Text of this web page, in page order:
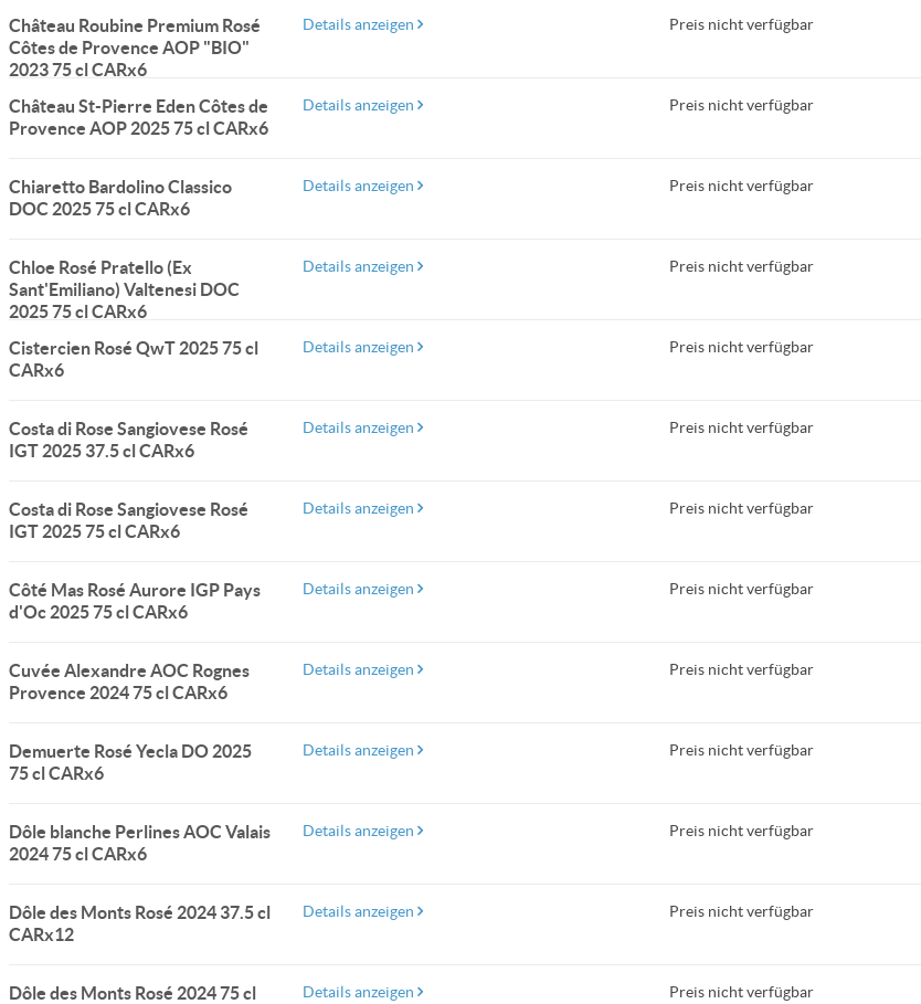
Château Roubine Premium Rosé
Côtes de Provence AOP "BIO"
2023 75 cl CARx6
Details anzeigen Preis nicht verfügbar
Château St-Pierre Eden Côtes de
Provence AOP 2025 75 cl CARx6
Details anzeigen Preis nicht verfügbar
Chiaretto Bardolino Classico
DOC 2025 75 cl CARx6
Details anzeigen Preis nicht verfügbar
Chloe Rosé Pratello (Ex
Sant'Emiliano) Valtenesi DOC
2025 75 cl CARx6
Details anzeigen Preis nicht verfügbar
Cistercien Rosé QwT 2025 75 cl
CARx6
Details anzeigen Preis nicht verfügbar
Costa di Rose Sangiovese Rosé
IGT 2025 37.5 cl CARx6
Details anzeigen Preis nicht verfügbar
Costa di Rose Sangiovese Rosé
IGT 2025 75 cl CARx6
Details anzeigen Preis nicht verfügbar
Côté Mas Rosé Aurore IGP Pays
d'Oc 2025 75 cl CARx6
Details anzeigen Preis nicht verfügbar
Cuvée Alexandre AOC Rognes
Provence 2024 75 cl CARx6
Details anzeigen Preis nicht verfügbar
Demuerte Rosé Yecla DO 2025
75 cl CARx6
Details anzeigen Preis nicht verfügbar
Dôle blanche Perlines AOC Valais
2024 75 cl CARx6
Details anzeigen Preis nicht verfügbar
Dôle des Monts Rosé 2024 37.5 cl
CARx12
Details anzeigen Preis nicht verfügbar
Dôle des Monts Rosé 2024 75 cl
Details anzeigen Preis nicht verfügbar